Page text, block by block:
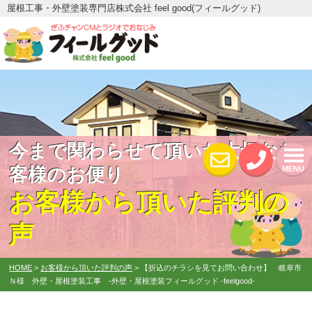
屋根工事・外壁塗装専門店株式会社 feel good(フィールグッド)
MENU
今まで関わらせて頂いた大切なお
客様のお便り
お客様から頂いた評判の
声
HOME > お客様から頂いた評判の声 >
【折込のチラシを見てお問い合わせ】 岐阜市
Ｎ様 外壁・屋根塗装工事 -外壁・屋根塗装フィールグッド -feelgood-